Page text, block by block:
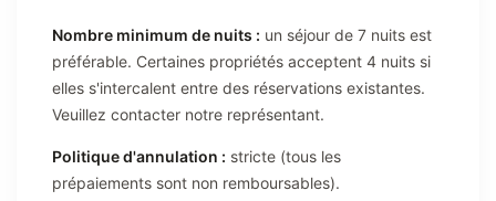
Nombre minimum de nuits : un séjour de 7 nuits est
préférable. Certaines propriétés acceptent 4 nuits si
elles s'intercalent entre des réservations existantes.
Veuillez contacter notre représentant.
Politique d'annulation : stricte (tous les
prépaiements sont non remboursables).